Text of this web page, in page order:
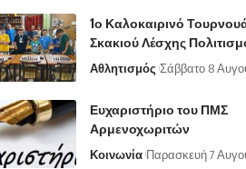
1ο Καλοκαιρινό
Σκακιού Λέσχης
Αθλητισμός Σάββατο 8
Ευχαριστήριο του ΠΜΣ
Αρμενοχωριτών
Κοινωνία Παρασκευή 7